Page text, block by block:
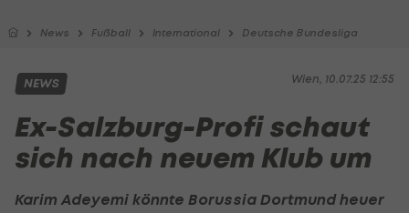
News Fußball International Deutsche Bundesliga
Wien, 10.07.25 12:55
NEWS
Ex-Salzburg-Profi schaut
sich nach neuem Klub um
Karim Adeyemi könnte Borussia Dortmundheuer